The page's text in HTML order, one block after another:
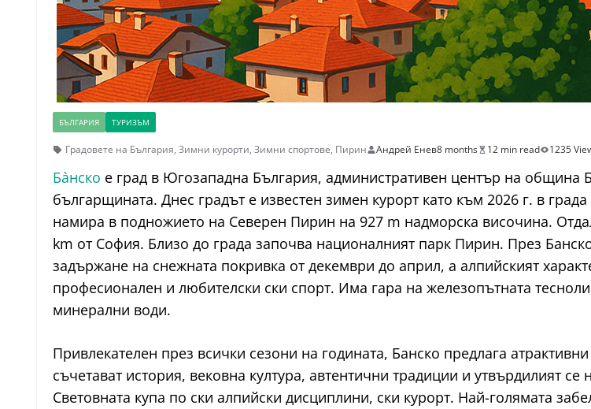
БЪЛГАРИЯ ТУРИЗЪМ
Градовете на България, Зимни курорти, Зимни спортове, Пирин Андрей Енев8 months 12 min read 1235
Ба̀нско е град в Югозападна България, административен център на община
българщината. Днес градът е известен зимен курорт като към 2026 г. в
намира в подножието на Северен Пирин на 927 m надморска височина.
km от София. Близо до града започва националният парк Пирин. През
задържане на снежната покривка от декември до април, а алпийският
професионален и любителски ски спорт. Има гара на железопътната
минерални води.
Привлекателен през всички сезони на годината, Банско предлага
съчетават история, вековна култура, автентични традиции и утвърдилият
Световната купа по ски алпийски дисциплини, ски курорт. Най-голямата